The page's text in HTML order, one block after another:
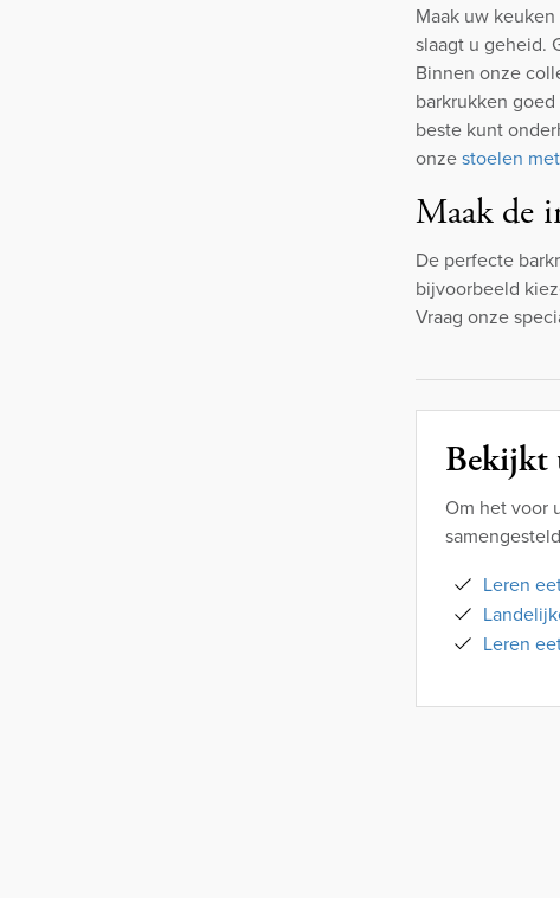
Maak uw
slaagt u geheid.
Binnen onze
barkrukken
beste kunt
onzestoelen
Maak de
De perfecte
bijvoorbeeld
Vraag onze
Bekijkt
Om het voor
Leren
Leren